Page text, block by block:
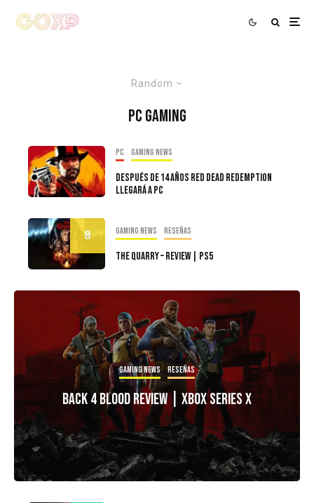
Random
PC Gaming
PC Gaming news
Después de 14 años Red Dead Redemption
llegará a PC
8 Gaming news Reseñas
The Quarry – Review | PS5
Gaming news Reseñas
Back 4 Blood Review | Xbox Series X